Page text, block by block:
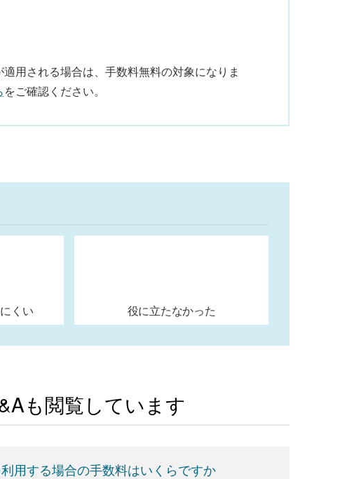
用される場合は、手数料無料の対象になりま
をご確認ください。
くい 役に立たなかった
も閲覧しています
用する場合の手数料はいくらですか